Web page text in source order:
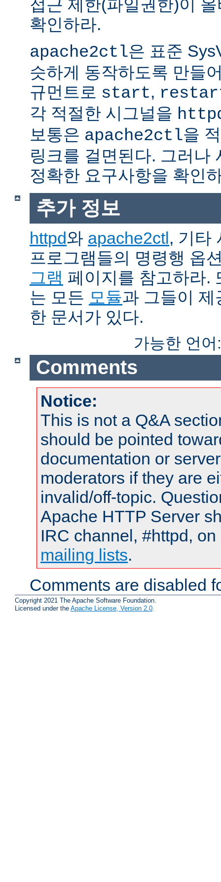
접근 제한(파일권한)이
확인하라.
apache2ctl은 표준
슷하게 동작하도록 만들
규먼트로 start,
각 적절한 시그널을
보통은 apache2ctl을
링크를 걸면된다. 그러나
정확한 요구사항을 확인
추가 정보
httpd와 apache2ctl, 기타
프로그램들의 명령행 옵
그램 페이지를 참고하라.
는 모든 모듈과 그들이
한 문서가 있다.
가능한 언
Comments
Notice:
This is not a Q&A
should be pointed
documentation or
moderators if they are
invalid/off-topic.
Apache HTTP Server
IRC channel, #httpd,
mailing lists.
Comments are disabled
Copyright 2021 The Apache Software Foundation.
Licensed under the Apache License, Version 2.0